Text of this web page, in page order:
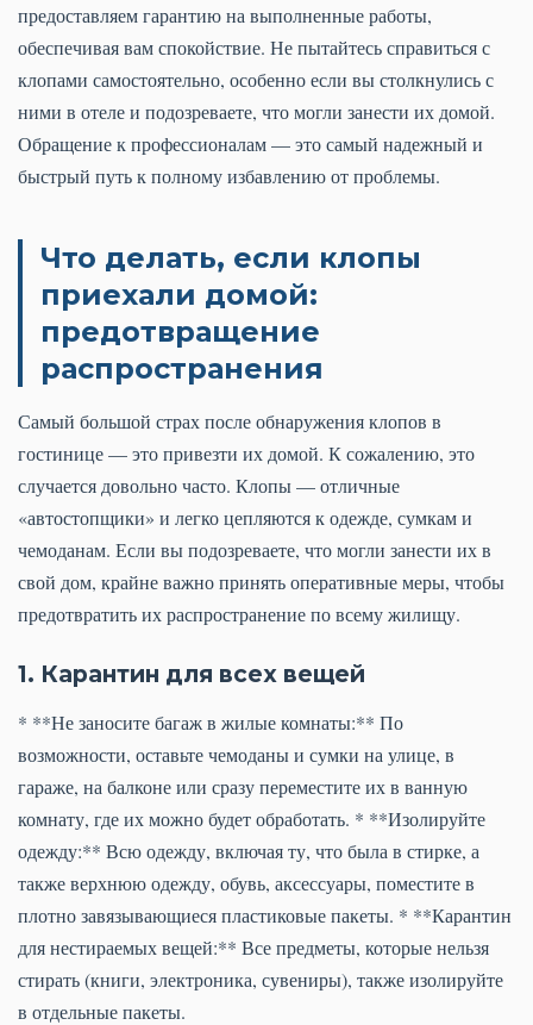
предоставляем гарантию на выполненные работы,
обеспечивая вам спокойствие. Не пытайтесь справиться с
клопами самостоятельно, особенно если вы столкнулись с
ними в отеле и подозреваете, что могли занести их домой.
Обращение к профессионалам — это самый надежный и
быстрый путь к полному избавлению от проблемы.
Что делать, если клопы
приехали домой:
предотвращение
распространения
Самый большой страх после обнаружения клопов в
гостинице — это привезти их домой. К сожалению, это
случается довольно часто. Клопы — отличные
«автостопщики» и легко цепляются к одежде, сумкам и
чемоданам. Если вы подозреваете, что могли занести их в
свой дом, крайне важно принять оперативные меры, чтобы
предотвратить их распространение по всему жилищу.
1. Карантин для всех вещей
* **Не заносите багаж в жилые комнаты:** По
возможности, оставьте чемоданы и сумки на улице, в
гараже, на балконе или сразу переместите их в ванную
комнату, где их можно будет обработать. * **Изолируйте
одежду:** Всю одежду, включая ту, что была в стирке, а
также верхнюю одежду, обувь, аксессуары, поместите в
плотно завязывающиеся пластиковые пакеты. * **Карантин
для нестираемых вещей:** Все предметы, которые нельзя
стирать (книги, электроника, сувениры), также изолируйте
в отдельные пакеты.